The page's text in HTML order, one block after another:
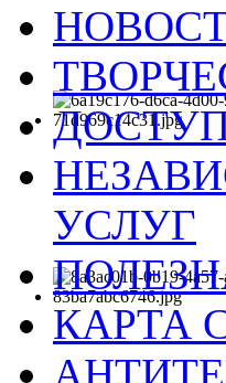
УСЛУГ
КАРТА